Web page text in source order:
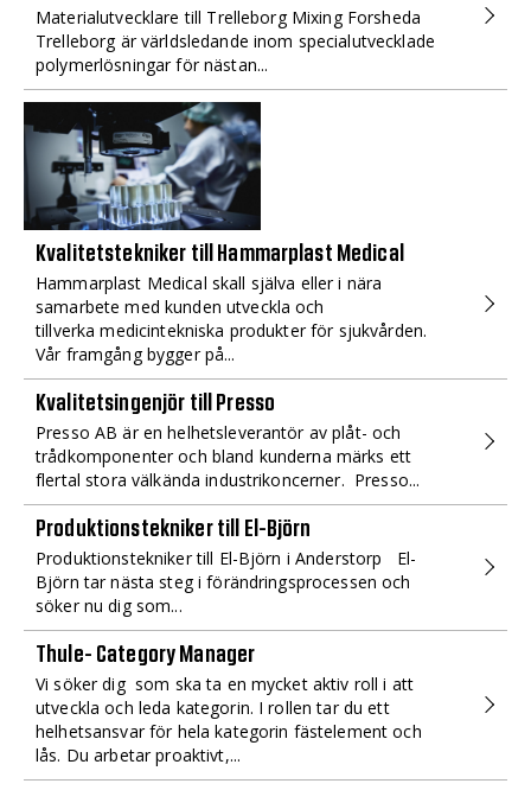
Materialutvecklare till Trelleborg Mixing Forsheda
Trelleborg är världsledande inom specialutvecklade
polymerlösningar för nästan...
Kvalitetstekniker till Hammarplast Medical
Hammarplast Medical skall själva eller i nära
samarbete med kunden utveckla och
tillverka medicintekniska produkter för sjukvården.
Vår framgång bygger på...
Kvalitetsingenjör till Presso
Presso AB är en helhetsleverantör av plåt- och
trådkomponenter och bland kunderna märks ett
flertal stora välkända industrikoncerner. Presso...
Produktionstekniker till El-Björn
Produktionstekniker till El-Björn i Anderstorp El-
Björn tar nästa steg i förändringsprocessen och
söker nu dig som...
Thule- Category Manager
Vi söker dig som ska ta en mycket aktiv roll i att
utveckla och leda kategorin. I rollen tar du ett
helhetsansvar för hela kategorin fästelement och
lås. Du arbetar proaktivt,...